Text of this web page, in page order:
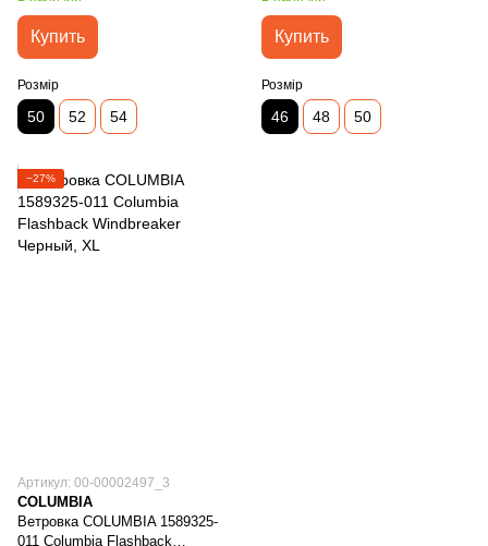
Купить
Розмір
50 52 54
Купить
Розмір
46 48 50
−27%
Артикул: 00-00002497_3
COLUMBIA
Ветровка COLUMBIA 1589325-
011 Columbia Flashback